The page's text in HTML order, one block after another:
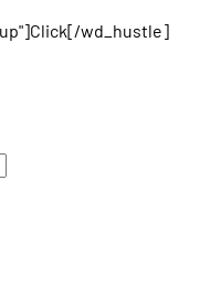
wd_hustle]